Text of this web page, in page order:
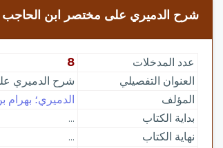
شرح الدميري على مختصر ابن الحاجب
عدد المدخلات
8
العنوان التفصيلي
شرح الدميري
المؤلف
الدميري؛ بهرام
بداية الكتاب
...
نهاية الكتاب
...